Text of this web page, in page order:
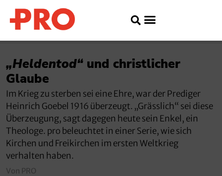
„Heldentod“ und christlicher
Glaube
Im Krieg zu sterben sei eine Ehre, war der Prediger
Heinrich Goebel 1916 überzeugt. „Grässlich“ sei diese
Überzeugung, sagt dagegen heute sein Enkel, ein
Theologe. pro beleuchtet in einer Serie, wie sich
Kirchen und Freikirchen im ersten Weltkrieg
verhalten haben.
Von PRO